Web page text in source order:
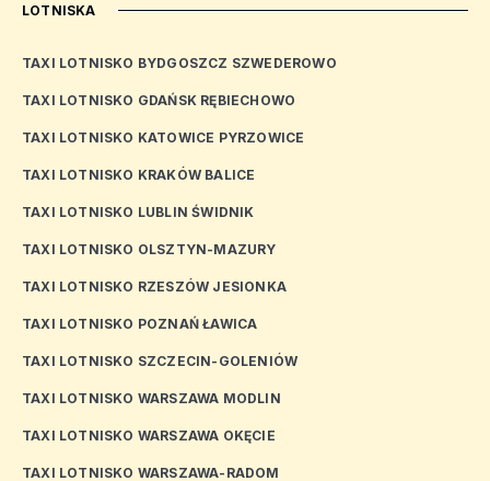
LOTNISKA
TAXI LOTNISKO BYDGOSZCZ SZWEDEROWO
TAXI LOTNISKO GDAŃSK RĘBIECHOWO
TAXI LOTNISKO KATOWICE PYRZOWICE
TAXI LOTNISKO KRAKÓW BALICE
TAXI LOTNISKO LUBLIN ŚWIDNIK
TAXI LOTNISKO OLSZTYN-MAZURY
TAXI LOTNISKO RZESZÓW JESIONKA
TAXI LOTNISKO POZNAŃ ŁAWICA
TAXI LOTNISKO SZCZECIN-GOLENIÓW
TAXI LOTNISKO WARSZAWA MODLIN
TAXI LOTNISKO WARSZAWA OKĘCIE
TAXI LOTNISKO WARSZAWA-RADOM